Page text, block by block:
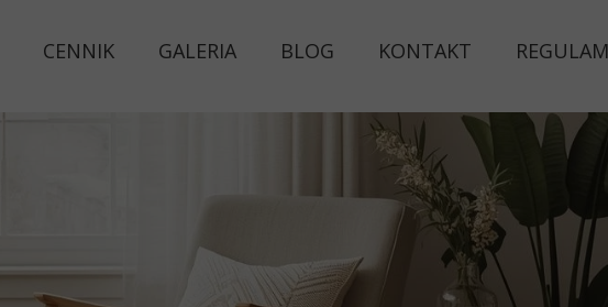
CENNIK GALERIA BLOG KONTAKT